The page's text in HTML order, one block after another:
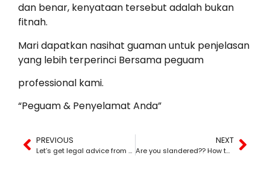
dan benar, kenyataan tersebut adalah bukan
fitnah.
Mari dapatkan nasihat guaman untuk penjelasan
yang lebih terperinci Bersama peguam
professional kami.
“Peguam & Penyelamat Anda”
PREVIOUS
Let’s get legal advice from our professional and dedicated lawyers
NEXT
Are you slandered?? How to take action??